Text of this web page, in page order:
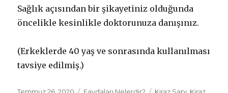
Sağlık açısından bir şikayetiniz olduğunda
öncelikle kesinlikle doktorunuza danışınız.
(Erkeklerde 40 yaş ve sonrasında kullanılması
tavsiye edilmiş.)